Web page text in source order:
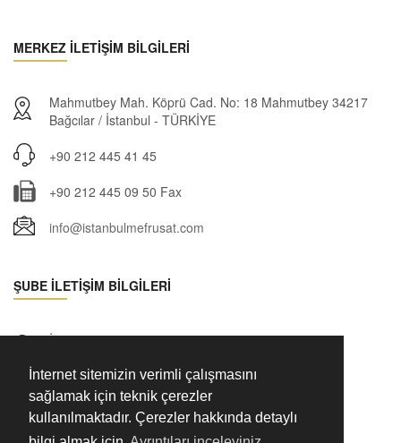
İnternet sitemizin verimli çalışmasını
sağlamak için teknik çerezler
kullanılmaktadır. Çerezler hakkında detaylı
MERKEZ İLETİŞİM BİLGİLERİ
Mahmutbey Mah. Köprü Cad. No: 18 Mahmutbey 34217
Bağcılar / İstanbul - TÜRKİYE
+90 212 445 41 45
+90 212 445 09 50 Fax
info@istanbulmefrusat.com
ŞUBE İLETİŞİM BİLGİLERİ
İstoç 3. Ada No:61-63 Mahmutbey 34219 Bağcılar /
+90 212 659 01 90 - 91
+90 212 659 32 11 Fax